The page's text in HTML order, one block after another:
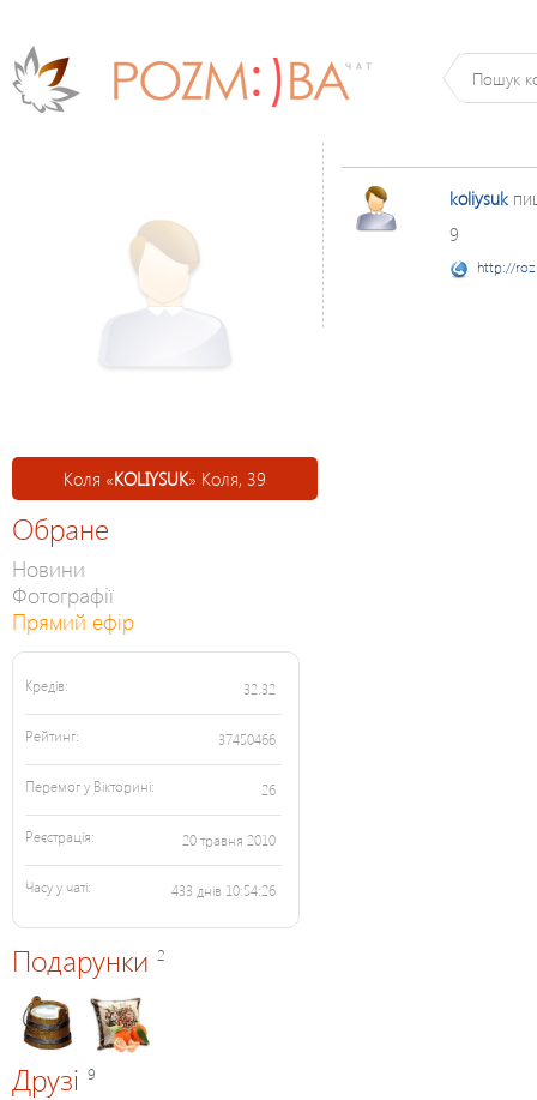
Коля «KOLIYSUK» Коля, 39
Обране
Новини
Фотографії
Прямий ефір
Кредів: 32.32
Рейтинг: 37450466
Перемог у Вікторині: 26
Реєстрація: 20 травня 2010
Часу у чаті: 433 днів 10:54:26
Подарунки 2
Друзі 9
koliysuk
9
http://